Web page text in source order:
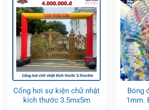
Cổng hơi sự kiện chữ nhật
kích thước 3.5mx5m
Bóng
1mm.